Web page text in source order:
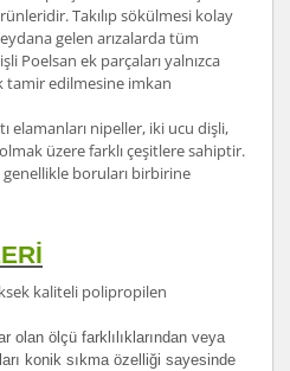
Takılıp sökülmesi kolay
gelen arızalarda tüm
Poelsan ek parçaları yalnızca
tamir edilmesine imkan
elamanları nipeller, iki ucu dişli,
üzere farklı çeşitlere sahiptir.
boruları birbirine
kaliteli polipropilen
olan ölçü farklılıklarından veya
konik sıkma özelliği sayesinde